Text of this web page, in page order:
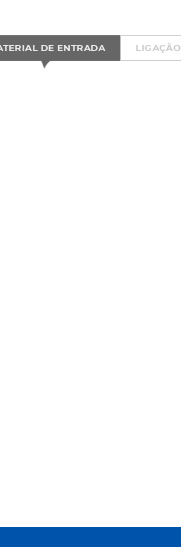
DE ENTRADA LIGAÇÃO